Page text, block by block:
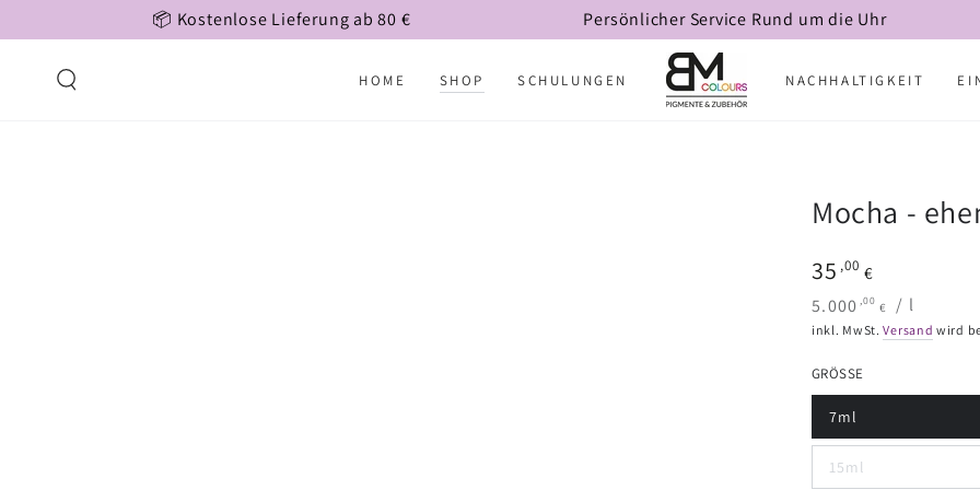
📦 Kostenlose Lieferung ab 80 € Persönlicher Service Rund um die Uhr
HOME SHOP SCHULUNGEN NACHHALTIGKEIT
Mocha -
Regulärer
35 ,00 €
Stückpreis
5.000 ,00 € / pro
l
inkl. MwSt.Versand wird
GRÖSSE
7ml
15ml